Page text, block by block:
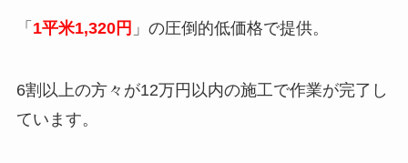
「 1平米1,320円 」の圧倒的低価格で提供。
6割以上の方々が12万円以内の施工で作業が完了し
ています。